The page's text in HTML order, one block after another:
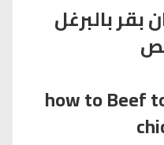
بالبرغل
how to Beef